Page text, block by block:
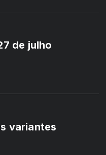
de julho
variantes